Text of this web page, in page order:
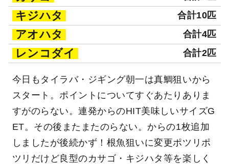
キジハタ 合計10匹
アオハタ 合計4匹
レンコダイ 合計2匹
今日もタイラバ・ジギング朝一は真鯛狙いから
スタート。ポイントについてすぐあたりありま
すがのらない。連発からのHIT美味しいサイズG
ET。その後またまたのらない。からの1枚追加
しましたが後続かず！根魚狙いに変更ポツリポ
ツリだけど良型のカサゴ・キジハタ等を楽しく